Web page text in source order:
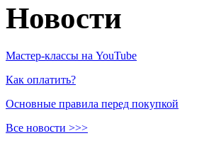
Новости
Мастер-классы на YouTube
Как оплатить?
Основные правила перед покупкой
Все новости >>>